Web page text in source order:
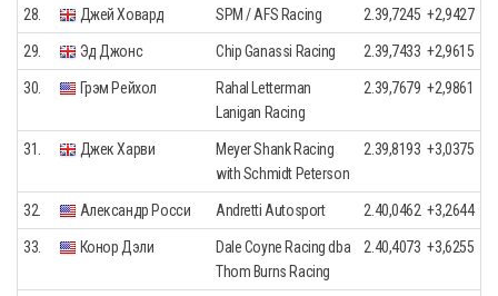
28. Джей Ховард SPM / AFS Racing 2.39,7245 +2,9427
29. Эд Джонс Chip Ganassi Racing 2.39,7433 +2,9615
30. Грэм Рейхол
Rahal Letterman
Lanigan Racing
2.39,7679 +2,9861
31. Джек Харви
Meyer Shank Racing
with Schmidt Peterson
2.39,8193 +3,0375
32. Александр Росси Andretti Autosport 2.40,0462 +3,2644
33. Конор Дэли
Dale Coyne Racing dba
Thom Burns Racing
2.40,4073 +3,6255